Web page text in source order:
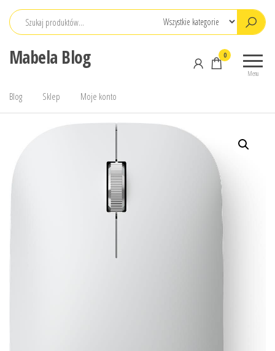
Przejdź
Mabela Blog
Menu
0
Blog Sklep Moje konto